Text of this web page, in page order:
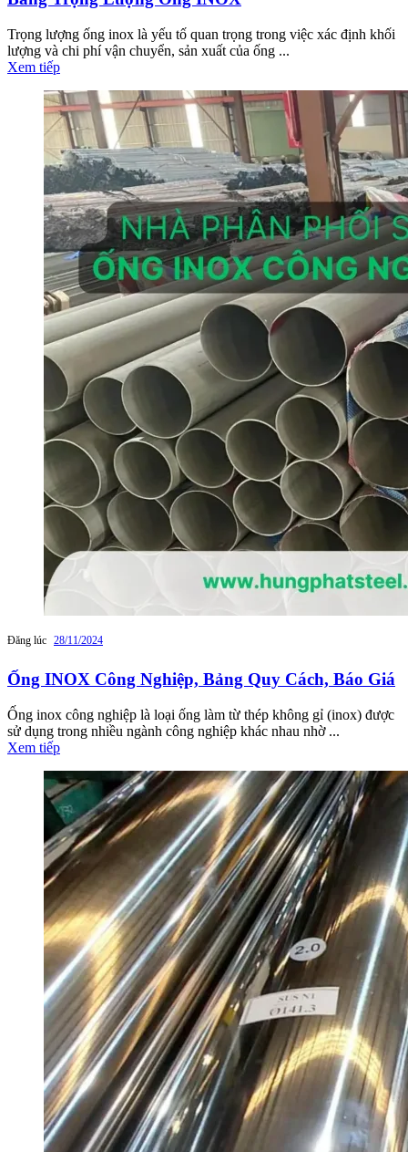
Trọng lượng ống inox là yếu tố quan trọng trong việc xác định khối
lượng và chi phí vận chuyển, sản xuất của ống ...
Xem tiếp
Đăng lúc 28/11/2024
Ống INOX Công Nghiệp, Bảng Quy Cách, Báo Giá
Ống inox công nghiệp là loại ống làm từ thép không gỉ (inox) được
sử dụng trong nhiều ngành công nghiệp khác nhau nhờ ...
Xem tiếp